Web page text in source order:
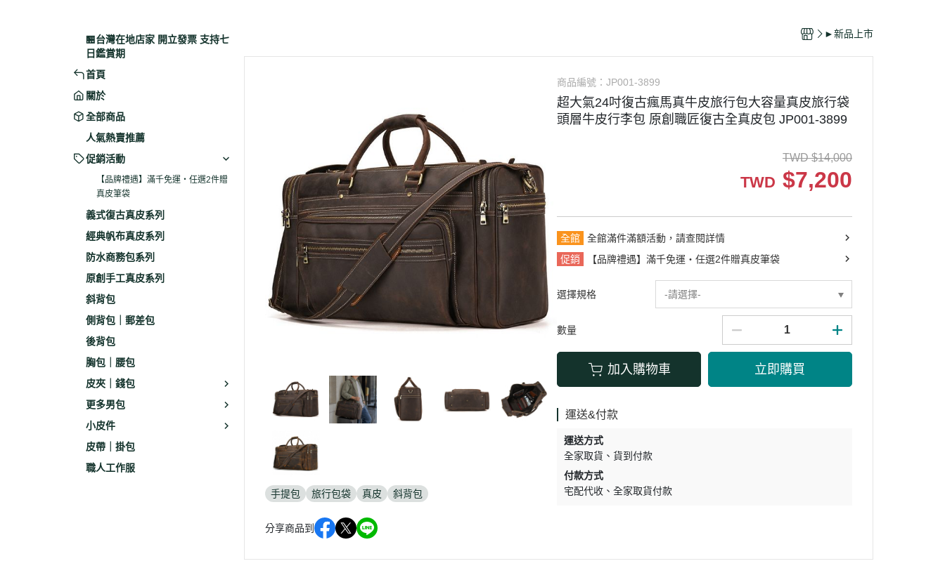
重機掛包｜騎士背包
耳機保護套
🏪台灣在地店家 開立發票 支持七
日鑑賞期
首頁
關於
全部商品
人氣熱賣推薦
促銷活動
【品牌禮遇】滿千免運・任選2件贈
真皮筆袋
義式復古真皮系列
經典帆布真皮系列
防水商務包系列
原創手工真皮系列
斜背包
側背包｜郵差包
後背包
胸包｜腰包
皮夾｜錢包
更多男包
小皮件
皮帶｜掛包
職人工作服
►新品上市
手提包 旅行包袋 真皮 斜背包
分享商品到
商品編號：JP001-3899
超大氣24吋復古瘋馬真牛皮旅行包大容量真皮旅行袋
頭層牛皮行李包 原創職匠復古全真皮包 JP001-3899
TWD $14,000
TWD $7,200
全館
全館滿件滿額活動，請查閱詳情
促銷
【品牌禮遇】滿千免運・任選2件贈真皮筆袋
選擇規格 -請選擇-
數量
加入購物車 立即購買
運送&付款
運送方式
全家取貨
貨到付款
付款方式
宅配代收
全家取貨付款